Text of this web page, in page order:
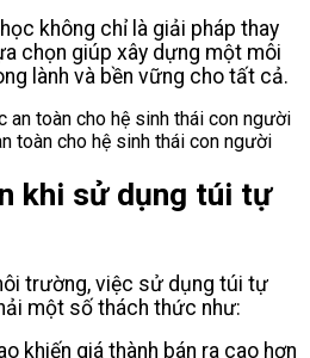
không chỉ là giải pháp thay
chọn giúp xây dựng một môi
lành và bền vững cho tất cả.
toàn cho hệ sinh thái con người
khi sử dụng túi tự
trường, việc sử dụng túi tự
một số thách thức như:
khiến giá thành bán ra cao hơn